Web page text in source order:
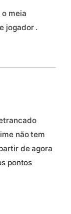
o meia
jogador .
não tem
de agora
pontos